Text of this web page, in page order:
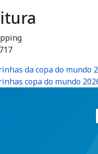
da copa do mundo
copa do mundo